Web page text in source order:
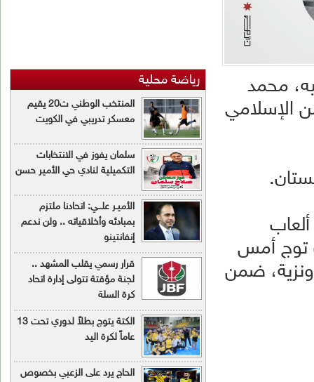
محلية
المنتخب الوطني ت20 يقيم
معسكر تدريبي في الكويت
سلمان يفوز في الانتخابات
التكميلية لنادي حي الأمير حسن
الأميـر علـــي: اتحادنا ملتزم
بمبادئه وأخلاقياته .. ولن ندعم
قرار رسمي يقلب المشهد ..
لجنة مؤقتة تتولى إدارة اتحاد
الكتة يتوج بطلاً لدوري تحت 13
الحاج يرد على الزعبي بخصوص